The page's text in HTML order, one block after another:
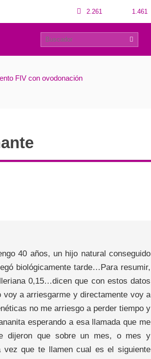
2.261 1.461
7 0
FIV con ovodonación
40 años, un hijo natural conseguido
biológicamente tarde…Para resumir,
0,15…dicen que con estos datos
a arriesgarme y directamente voy a
no me arriesgo a perder tiempo y
esperando a esa llamada que me
dijeron que sobre un mes, o mes y
vez que te llamen cual es el siguiente